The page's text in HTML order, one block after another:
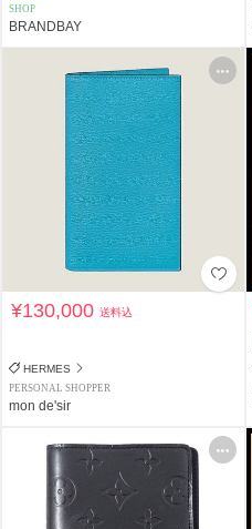
SHOP
BRANDBAY
¥130,000送料込
HERMES
PERSONAL SHOPPER
mon de'sir